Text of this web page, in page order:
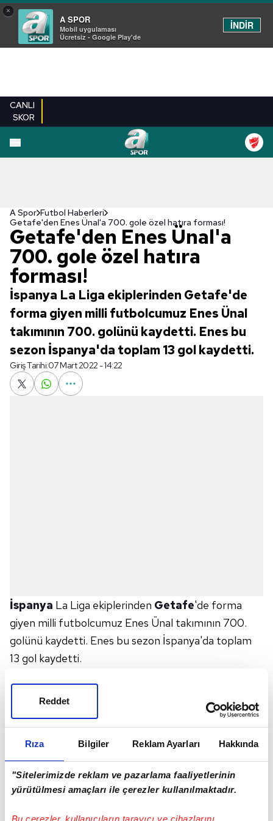
Rıza Bilgiler Reklam Ayarları Hakkında
"Sitelerimizde reklam ve pazarlama faaliyetlerinin
yürütülmesi amaçları ile çerezler kullanılmaktadır.
Reddet
×
A SPOR
Mobil uygulaması
Ücretsiz - Google Play'de
İNDİR
CANLI
SKOR
A Spor Futbol Haberleri
Getafe'den Enes Ünal'a 700. gole özel hatıra forması!
Getafe'den Enes Ünal'a
700. gole özel hatıra
forması!
İspanya La Liga ekiplerinden Getafe'de
forma giyen milli futbolcumuz Enes Ünal
takımının 700. golünü kaydetti. Enes bu
sezon İspanya'da toplam 13 gol kaydetti.
Giriş Tarihi:07 Mart 2022 - 14:22
İspanya La Liga ekiplerinden Getafe'de forma
giyen milli futbolcumuz Enes Ünal takımının 700.
golünü kaydetti. Enes bu sezon İspanya'da toplam
13 gol kaydetti.